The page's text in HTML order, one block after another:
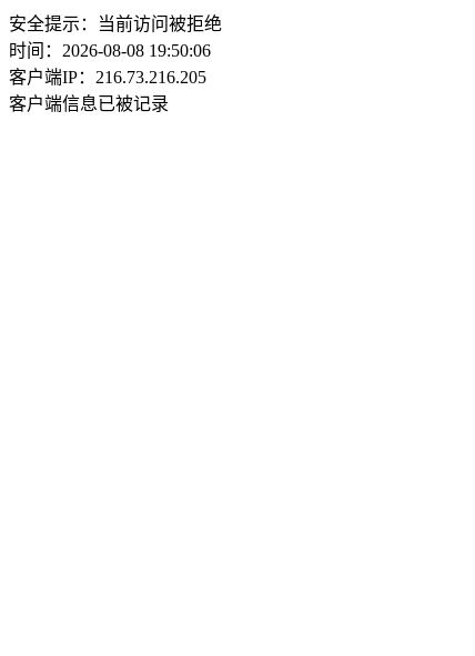
安全提示：当前访问被拒绝
时间：2026-08-08 19:50:06
客户端IP：216.73.216.205
客户端信息已被记录